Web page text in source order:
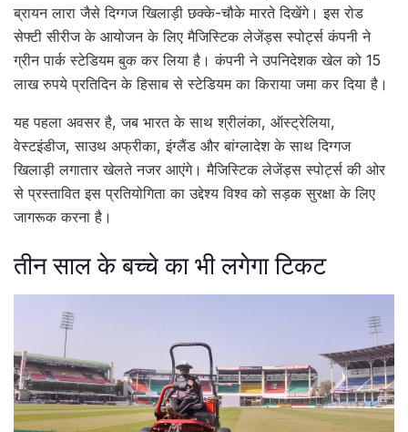
ब्रायन लारा जैसे दिग्गज खिलाड़ी छक्के-चौके मारते दिखेंगे। इस रोड
सेफ्टी सीरीज के आयोजन के लिए मैजिस्टिक लेजेंड्स स्पोर्ट्स कंपनी ने
ग्रीन पार्क स्टेडियम बुक कर लिया है। कंपनी ने उपनिदेशक खेल को 15
लाख रुपये प्रतिदिन के हिसाब से स्टेडियम का किराया जमा कर दिया है।
यह पहला अवसर है, जब भारत के साथ श्रीलंका, ऑस्ट्रेलिया,
वेस्टइंडीज, साउथ अफ्रीका, इंग्लैंड और बांग्लादेश के साथ दिग्गज
खिलाड़ी लगातार खेलते नजर आएंगे। मैजिस्टिक लेजेंड्स स्पोर्ट्स की ओर
से प्रस्तावित इस प्रतियोगिता का उद्देश्य विश्व को सड़क सुरक्षा के लिए
जागरूक करना है।
तीन साल के बच्चे का भी लगेगा टिकट